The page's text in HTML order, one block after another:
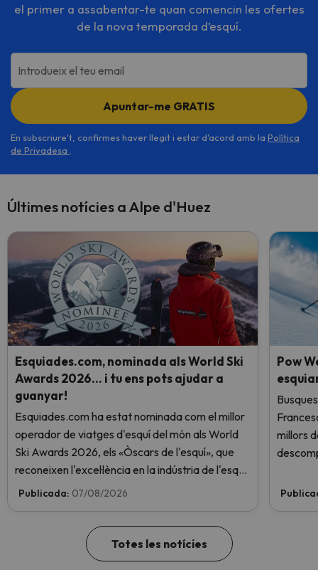
el primer a assabentar-te quan comencin les ofertes
de la nova temporada d’esquí.
Introdueix el teu email
Apuntar-me GRATIS
En subscriure't, confirmes haver llegit i estar d'acord amb la Política
de Privadesa
Últimes notícies a Alpe d'Huez
Esquiades.com, nominada als World Ski
Awards 2026… i tu ens pots ajudar a
guanyar!
Esquiades.com ha estat nominada com el millor
operador de viatges d'esquí del món als World
Ski Awards 2026, els «Òscars de l'esquí», que
reconeixen l'excel·lència en la indústria de l'esquí.
Vota ara i ajuda'ns a arribar al capdamunt!
Publicada: 07/08/2026
Pow
millors
Totes les notícies